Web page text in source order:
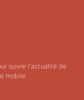
suivre l'actualité de
mobile.